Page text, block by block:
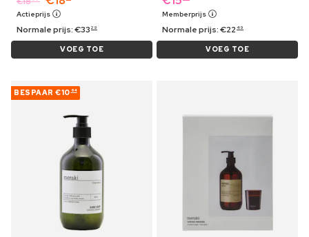
Actieprijs
Normale prijs:€33 29
VOEG TOE
Memberprijs
Normale prijs:€22 49
VOEG TOE
BESPAAR €10 64